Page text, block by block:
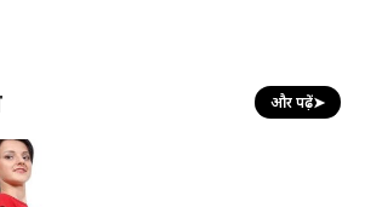
और पढ़ें➤